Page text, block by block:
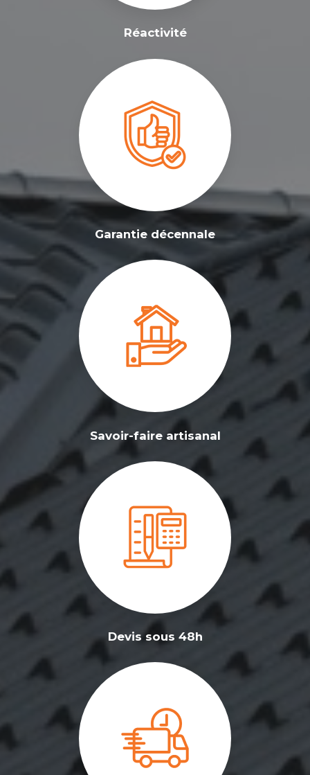
Réactivité
Garantie décennale
Savoir-faire artisanal
Devis sous 48h